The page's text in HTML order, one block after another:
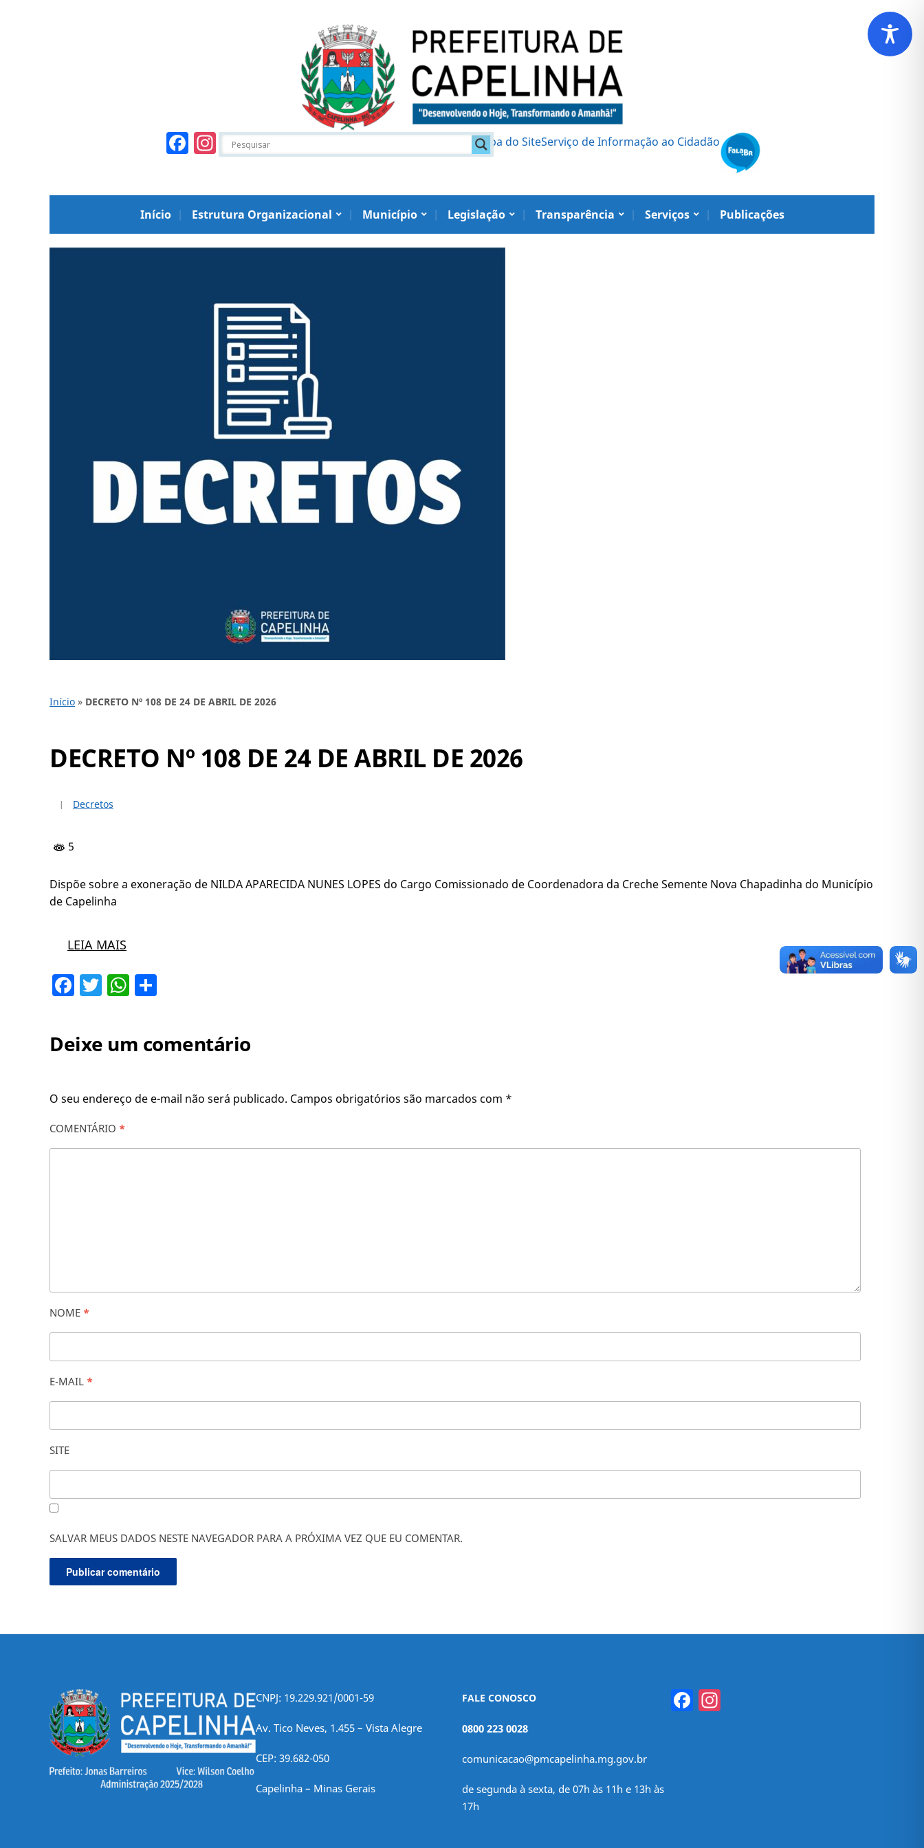
Facebook
Instagram Mapa do SiteServiço de Informação ao Cidadão
Início Estrutura Organizacional Município Legislação Transparência Serviços Publicações
Início » DECRETO Nº 108 DE 24 DE ABRIL DE 2026
DECRETO Nº 108 DE 24 DE ABRIL DE 2026
Decretos
5
Dispõe sobre a exoneração de NILDA APARECIDA NUNES LOPES do Cargo Comissionado de Coordenadora da Creche Semente Nova Chapadinha do Município
de Capelinha
LEIA MAIS
Facebook
TwitterWhatsApp
Deixe um comentário
O seu endereço de e-mail não será publicado. Campos obrigatórios são marcados com *
COMENTÁRIO *
NOME *
E-MAIL *
SITE
SALVAR MEUS DADOS NESTE NAVEGADOR PARA A PRÓXIMA VEZ QUE EU COMENTAR.
CNPJ: 19.229.921/0001-59
Av. Tico Neves, 1.455 – Vista Alegre
CEP: 39.682-050
Capelinha – Minas Gerais
FALE CONOSCO
0800 223 0028
comunicacao@pmcapelinha.mg.gov.br
de segunda à sexta, de 07h às 11h e 13h às
17h
Facebook